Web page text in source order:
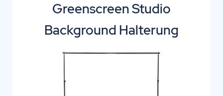
Greenscreen Studio
Background Halterung